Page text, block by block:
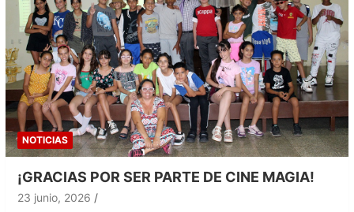
NOTICIAS
¡GRACIAS POR SER PARTE DE CINE MAGIA!
23 junio, 2026